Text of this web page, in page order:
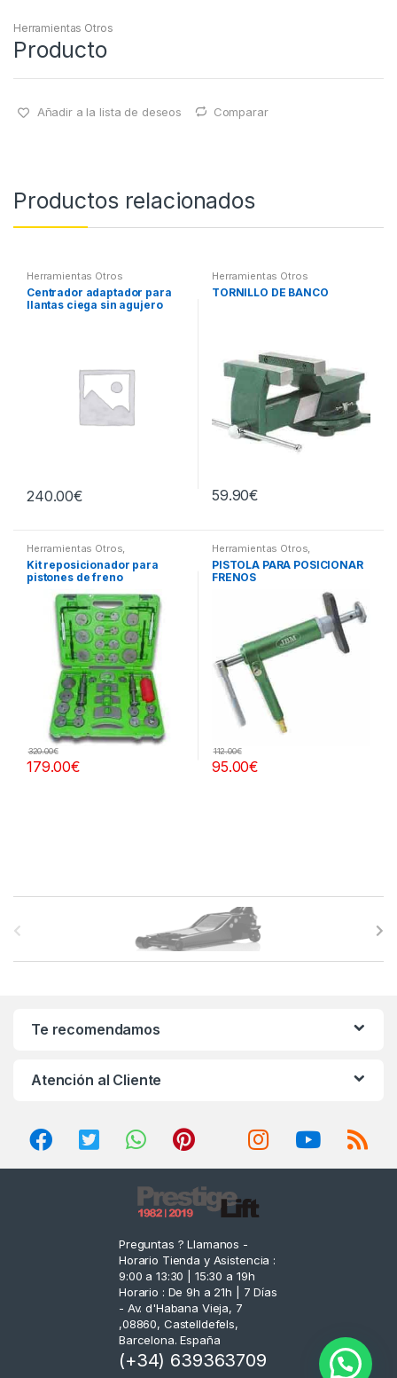
Herramientas Otros
Producto
Añadir a la lista de deseos Comparar
Productos relacionados
Herramientas Otros
Centrador adaptador para
llantas ciega sin agujero
240.00€
Herramientas Otros
TORNILLO DE BANCO
59.90€
Herramientas Otros,
Herramientas Frenos y
Refrigeración
Kit reposicionador para
pistones de freno
179.00€
320.00€
Herramientas Otros,
Herramientas Frenos y
Refrigeración
PISTOLA PARA POSICIONAR
FRENOS
95.00€
112.00€
Te recomendamos
Atención al Cliente
Preguntas ? Llamanos -
Horario Tienda y Asistencia :
9:00 a 13:30 | 15:30 a 19h
Horario : De 9h a 21h | 7 Días
- Av. d'Habana Vieja, 7
,08860, Castelldefels,
Barcelona. España
(+34) 639363709